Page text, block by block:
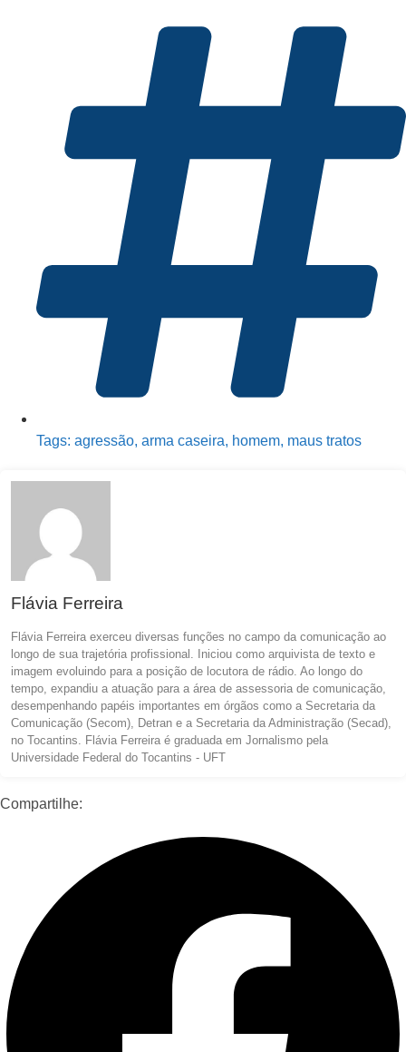
Tags: agressão, arma caseira, homem, maus tratos
Flávia Ferreira
Flávia Ferreira exerceu diversas funções no campo da comunicação ao
longo de sua trajetória profissional. Iniciou como arquivista de texto e
imagem evoluindo para a posição de locutora de rádio. Ao longo do
tempo, expandiu a atuação para a área de assessoria de comunicação,
desempenhando papéis importantes em órgãos como a Secretaria da
Comunicação (Secom), Detran e a Secretaria da Administração (Secad),
no Tocantins. Flávia Ferreira é graduada em Jornalismo pela
Universidade Federal do Tocantins - UFT
Compartilhe: